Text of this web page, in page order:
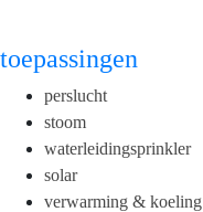
toepassingen
perslucht
stoom
waterleidingsprinkler
solar
verwarming & koeling